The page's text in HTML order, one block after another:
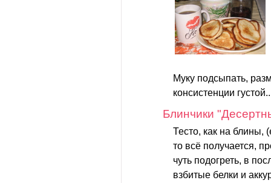
Муку подсыпать,
консистенции
Блинчики
Тесто, как на блины,
то всё получается,
чуть подогреть, в
взбитые белки и